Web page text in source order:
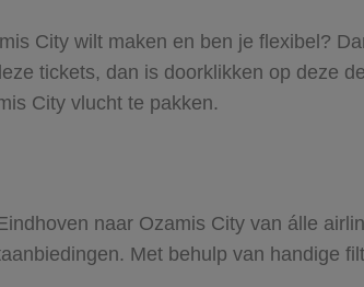
City wilt maken en ben je flexibel?
tickets, dan is doorklikken op deze
City vlucht te pakken.
naar Ozamis City van álle
Met behulp van handige